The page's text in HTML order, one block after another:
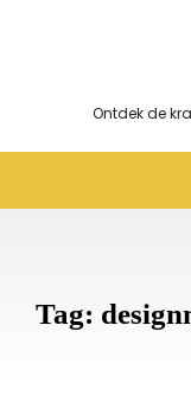
Ontdek de
Tag: